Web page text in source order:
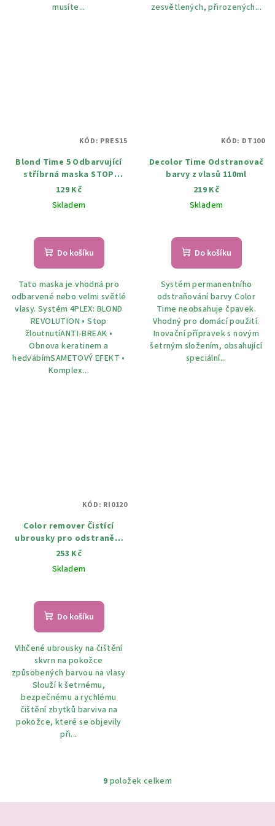
musíte...
zesvětlených, přirozených...
Blond Time 5 Odbarvující
stříbrná maska STOP
YELLOW proti žlutým
odstínům 200 ml
129 Kč
Skladem
Do košíku
Tato maska ​​je vhodná pro
odbarvené nebo velmi světlé
vlasy. Systém 4PLEX: BLOND
REVOLUTION • Stop
žloutnutíANTI-BREAK •
Obnova keratinem a
hedvábímSAMETOVÝ EFEKT •
Komplex...
KÓD: PRES15
Decolor Time Odstranovač
barvy z vlasů 110ml
219 Kč
Skladem
Do košíku
Systém permanentního
odstraňování barvy Color
Time neobsahuje čpavek.
Vhodný pro domácí použití.
Inovační přípravek s novým
šetrným složením, obsahující
speciální...
KÓD: DT100
Color remover Čistící
ubrousky pro odstranění
barvy z pokožky 20 x5 ml
253 Kč
Skladem
Do košíku
Vlhčené ubrousky na čištění
skvrn na pokožce
způsobených barvou na vlasy
Slouží k šetrnému,
bezpečnému a rychlému
čištění zbytků barviva na
pokožce, které se objevily
při...
KÓD: RI0120
O
v
9 položek celkem